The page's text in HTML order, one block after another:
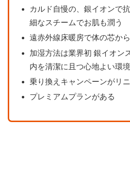
カルド自慢の、銀イオンで
細なスチームでお肌も潤う
遠赤外線床暖房で体の芯か
加湿方法は業界初 銀イオン
内を清潔に且つ心地よい環
乗り換えキャンペーンがリ
プレミアムプランがある